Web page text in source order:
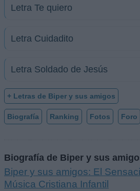
Letra Te quiero
Letra Cuidadito
Letra Soldado de Jesús
+ Letras de Biper y sus amigos
Biografía Ranking Fotos Foro
Biografía de Biper y sus
Biper y sus amigos: El
Música Cristiana Infantil